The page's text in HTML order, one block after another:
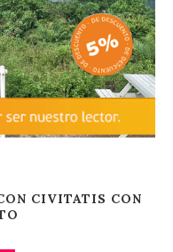
CIVITATIS CON